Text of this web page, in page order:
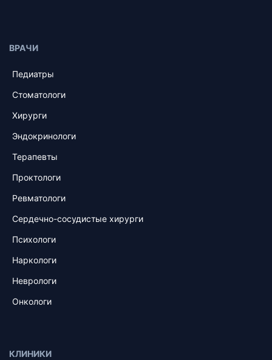
ВРАЧИ
Педиатры
Стоматологи
Хирурги
Эндокринологи
Терапевты
Проктологи
Ревматологи
Сердечно-сосудистые хирурги
Психологи
Наркологи
Неврологи
Онкологи
КЛИНИКИ